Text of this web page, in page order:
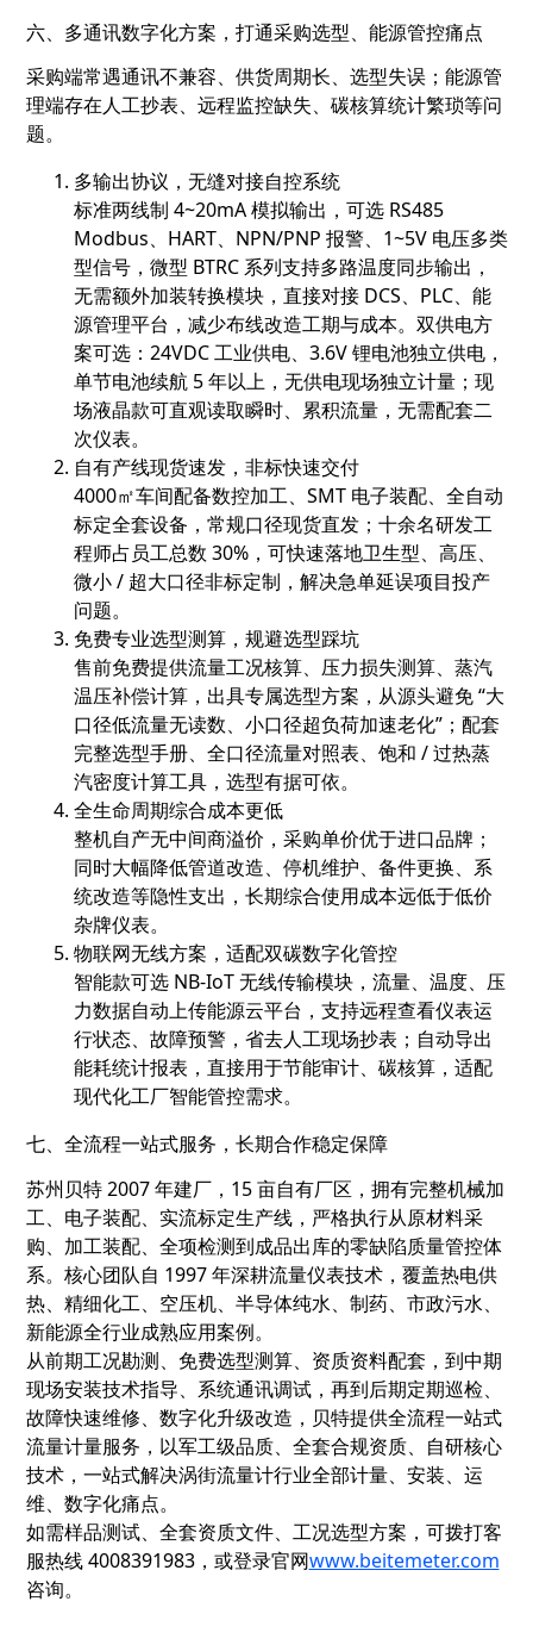
六、多通讯数字化方案，打通采购选型、能源管控痛点
采购端常遇通讯不兼容、供货周期长、选型失误；能源管
理端存在人工抄表、远程监控缺失、碳核算统计繁琐等问
题。
多输出协议，无缝对接自控系统
标准两线制 4~20mA 模拟输出，可选 RS485
Modbus、HART、NPN/PNP 报警、1~5V 电压多类
型信号，微型 BTRC 系列支持多路温度同步输出，
无需额外加装转换模块，直接对接 DCS、PLC、能
源管理平台，减少布线改造工期与成本。双供电方
案可选：24VDC 工业供电、3.6V 锂电池独立供电，
单节电池续航 5 年以上，无供电现场独立计量；现
场液晶款可直观读取瞬时、累积流量，无需配套二
次仪表。
自有产线现货速发，非标快速交付
4000㎡车间配备数控加工、SMT 电子装配、全自动
标定全套设备，常规口径现货直发；十余名研发工
程师占员工总数 30%，可快速落地卫生型、高压、
微小 / 超大口径非标定制，解决急单延误项目投产
问题。
免费专业选型测算，规避选型踩坑
售前免费提供流量工况核算、压力损失测算、蒸汽
温压补偿计算，出具专属选型方案，从源头避免 “大
口径低流量无读数、小口径超负荷加速老化”；配套
完整选型手册、全口径流量对照表、饱和 / 过热蒸
汽密度计算工具，选型有据可依。
全生命周期综合成本更低
整机自产无中间商溢价，采购单价优于进口品牌；
同时大幅降低管道改造、停机维护、备件更换、系
统改造等隐性支出，长期综合使用成本远低于低价
杂牌仪表。
物联网无线方案，适配双碳数字化管控
智能款可选 NB-IoT 无线传输模块，流量、温度、压
力数据自动上传能源云平台，支持远程查看仪表运
行状态、故障预警，省去人工现场抄表；自动导出
能耗统计报表，直接用于节能审计、碳核算，适配
现代化工厂智能管控需求。
七、全流程一站式服务，长期合作稳定保障
苏州贝特 2007 年建厂，15 亩自有厂区，拥有完整机械加
工、电子装配、实流标定生产线，严格执行从原材料采
购、加工装配、全项检测到成品出库的零缺陷质量管控体
系。核心团队自 1997 年深耕流量仪表技术，覆盖热电供
热、精细化工、空压机、半导体纯水、制药、市政污水、
新能源全行业成熟应用案例。
从前期工况勘测、免费选型测算、资质资料配套，到中期
现场安装技术指导、系统通讯调试，再到后期定期巡检、
故障快速维修、数字化升级改造，贝特提供全流程一站式
流量计量服务，以军工级品质、全套合规资质、自研核心
技术，一站式解决涡街流量计行业全部计量、安装、运
维、数字化痛点。
如需样品测试、全套资质文件、工况选型方案，可拨打客
服热线 4008391983，或登录官网www.beitemeter.com
咨询。